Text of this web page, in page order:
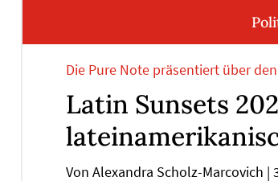
Die Pure Note präsentiert über
Latin Sunsets
Von Alexandra Scholz-Marcovich |